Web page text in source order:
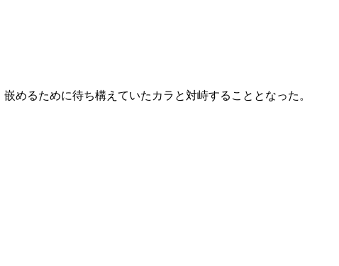
めるために待ち構えていたカラと対峙することとなった。